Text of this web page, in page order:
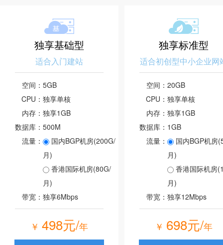
独享基础型
适合入门建站
空间： 5GB
CPU： 独享单核
内存： 独享1GB
数据库： 500M
流量：
国内BGP机房(200G/
月)
香港国际机房(80G/
月)
带宽： 独享6Mbps
￥ 498元/年
独享标准型
适合初创型中小企业网
空间： 20GB
CPU： 独享单核
内存： 独享1GB
数据库： 1GB
流量：
国内BGP机房
月)
香港国际机房
月)
带宽： 独享12Mbps
￥ 698元/年